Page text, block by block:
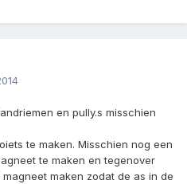
en pully.s misschien
te maken. Misschien nog een
te maken en tegenover
maken zodat de as in de